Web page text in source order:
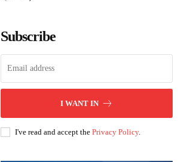
Subscribe
I WANT IN
I've read and accept the Privacy Policy.